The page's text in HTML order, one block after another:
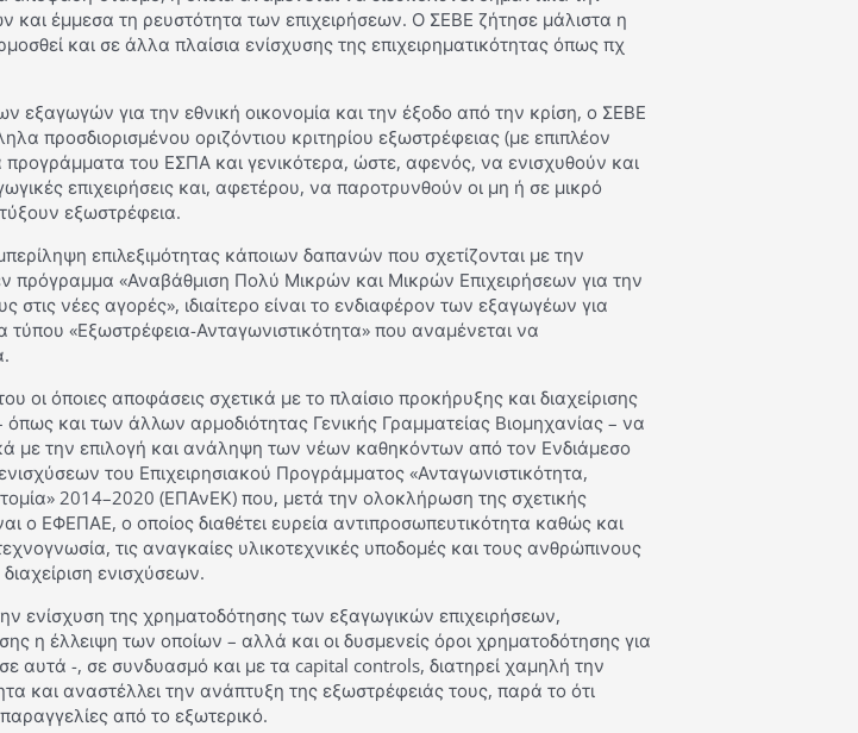
και έμμεσα τη ρευστότητα των επιχειρήσεων. Ο ΣΕΒΕ ζήτησε μάλιστα η
και σε άλλα πλαίσια ενίσχυσης της επιχειρηματικότητας όπως πχ
εξαγωγών για την εθνική οικονομία και την έξοδο από την κρίση, ο ΣΕΒΕ
προσδιορισμένου οριζόντιου κριτηρίου εξωστρέφειας (με επιπλέον
προγράμματα του ΕΣΠΑ και γενικότερα, ώστε, αφενός, να ενισχυθούν και
επιχειρήσεις και, αφετέρου, να παροτρυνθούν οι μη ή σε μικρό
εξωστρέφεια.
επιλεξιμότητας κάποιων δαπανών που σχετίζονται με την
πρόγραμμα «Αναβάθμιση Πολύ Μικρών και Μικρών Επιχειρήσεων για την
νέες αγορές», ιδιαίτερο είναι το ενδιαφέρον των εξαγωγέων για
«Εξωστρέφεια-Ανταγωνιστικότητα» που αναμένεται να
οι όποιες αποφάσεις σχετικά με το πλαίσιο προκήρυξης και διαχείρισης
και των άλλων αρμοδιότητας Γενικής Γραμματείας Βιομηχανίας – να
με την επιλογή και ανάληψη των νέων καθηκόντων από τον Ενδιάμεσο
του Επιχειρησιακού Προγράμματος «Ανταγωνιστικότητα,
2014–2020 (ΕΠΑνΕΚ) που, μετά την ολοκλήρωση της σχετικής
ο ΕΦΕΠΑΕ, ο οποίος διαθέτει ευρεία αντιπροσωπευτικότητα καθώς και
τις αναγκαίες υλικοτεχνικές υποδομές και τους ανθρώπινους
ενισχύσεων.
ενίσχυση της χρηματοδότησης των εξαγωγικών επιχειρήσεων,
η έλλειψη των οποίων – αλλά και οι δυσμενείς όροι χρηματοδότησης για
αυτά -, σε συνδυασμό και με τα capital controls, διατηρεί χαμηλή την
και αναστέλλει την ανάπτυξη της εξωστρέφειάς τους, παρά το ότι
από το εξωτερικό.